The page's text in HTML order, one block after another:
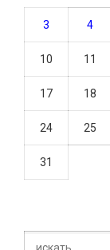
3 4
10 11
17 18
24 25
31